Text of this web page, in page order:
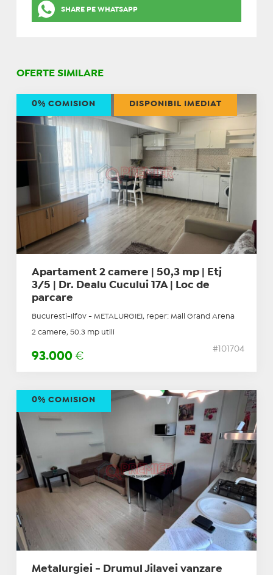
SHARE PE WHATSAPP
OFERTE SIMILARE
Apartament 2 camere | 50,3 mp | Etj
3/5 | Dr. Dealu Cucului 17A | Loc de
parcare
Bucuresti-Ilfov - METALURGIEI, reper: Mall Grand Arena
2 camere, 50.3 mp utili
93.000 €
#101704
0% COMISION DISPONIBIL IMEDIAT
Metalurgiei - Drumul Jilavei vanzare
0% COMISION